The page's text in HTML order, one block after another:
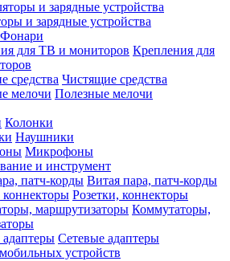
и зарядные устройства
Фонари
Крепления для
Чистящие средства
Полезные мелочи
Колонки
Наушники
Микрофоны
и инструмент
Витая пара, патч-корды
Розетки, коннекторы
Коммутаторы,
Сетевые адаптеры
устройств